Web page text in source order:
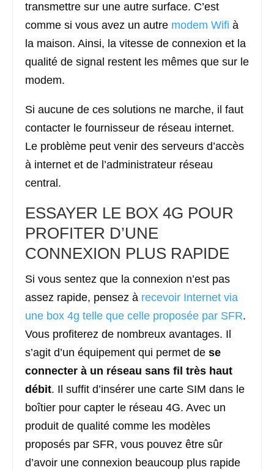
transmettre sur une autre surface. C’est
comme si vous avez un autre modem Wifi à
la maison. Ainsi, la vitesse de connexion et la
qualité de signal restent les mêmes que sur le
modem.
Si aucune de ces solutions ne marche, il faut
contacter le fournisseur de réseau internet.
Le problème peut venir des serveurs d’accès
à internet et de l’administrateur réseau
central.
ESSAYER LE BOX 4G POUR
PROFITER D’UNE
CONNEXION PLUS RAPIDE
Si vous sentez que la connexion n’est pas
assez rapide, pensez à recevoir Internet via
une box 4g telle que celle proposée par SFR.
Vous profiterez de nombreux avantages. Il
s’agit d’un équipement qui permet de se
connecter à un réseau sans fil très haut
débit. Il suffit d’insérer une carte SIM dans le
boîtier pour capter le réseau 4G. Avec un
produit de qualité comme les modèles
proposés par SFR, vous pouvez être sûr
d’avoir une connexion beaucoup plus rapide